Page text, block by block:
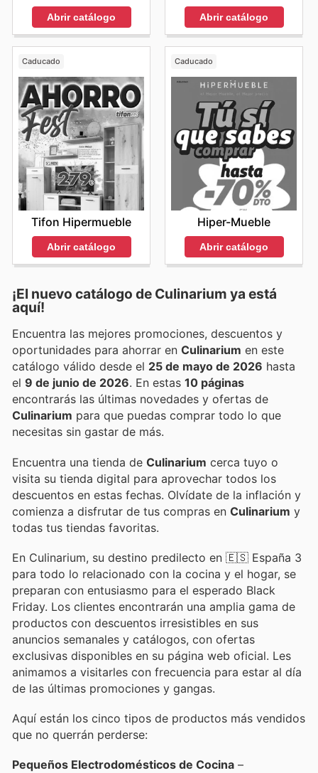
Abrir catálogo Abrir catálogo
Caducado
Tifon Hipermueble
Abrir catálogo
Caducado
Hiper-Mueble
Abrir catálogo
¡El nuevo catálogo de Culinarium ya está
aquí!
Encuentra las mejores promociones, descuentos y
oportunidades para ahorrar en Culinarium en este
catálogo válido desde el 25 de mayo de 2026 hasta
el 9 de junio de 2026 . En estas 10 páginas
encontrarás las últimas novedades y ofertas de
Culinarium para que puedas comprar todo lo que
necesitas sin gastar de más.
Encuentra una tienda de Culinarium cerca tuyo o
visita su tienda digital para aprovechar todos los
descuentos en estas fechas. Olvídate de la inflación y
comienza a disfrutar de tus compras en Culinarium y
todas tus tiendas favoritas.
En Culinarium, su destino predilecto en 🇪🇸 España 3
para todo lo relacionado con la cocina y el hogar, se
preparan con entusiasmo para el esperado Black
Friday. Los clientes encontrarán una amplia gama de
productos con descuentos irresistibles en sus
anuncios semanales y catálogos, con ofertas
exclusivas disponibles en su página web oficial. Les
animamos a visitarles con frecuencia para estar al día
de las últimas promociones y gangas.
Aquí están los cinco tipos de productos más vendidos
que no querrán perderse:
Pequeños Electrodomésticos de Cocina –